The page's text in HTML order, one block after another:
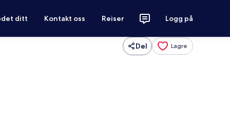
ditt Kontakt oss Reiser Logg på
Del Lagre